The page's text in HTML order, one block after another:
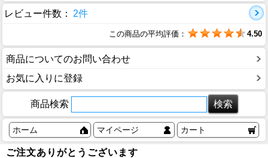
レビュー件数： 2件
この商品の平均評価： 4.50
商品についてのお問い合わせ
お気に入りに登録
商品検索
ホーム マイページ カート
ご注文ありがとうございます